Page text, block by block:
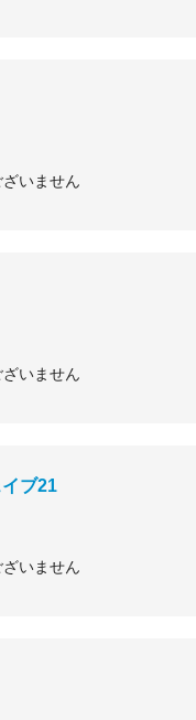
いません
いません
ブ21
いません